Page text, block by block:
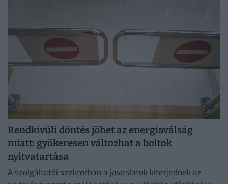
Rendkívüli döntés jöhet az energiaválság
miatt: gyökeresen változhat a boltok
nyitvatartása
A szolgáltatói szektorban a javaslatok kiterjednek az